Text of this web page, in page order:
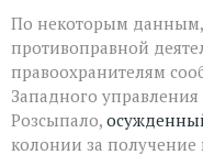
По некоторым
противоправной
правоохранителям
Западного
Розсыпало,
колонии за получение